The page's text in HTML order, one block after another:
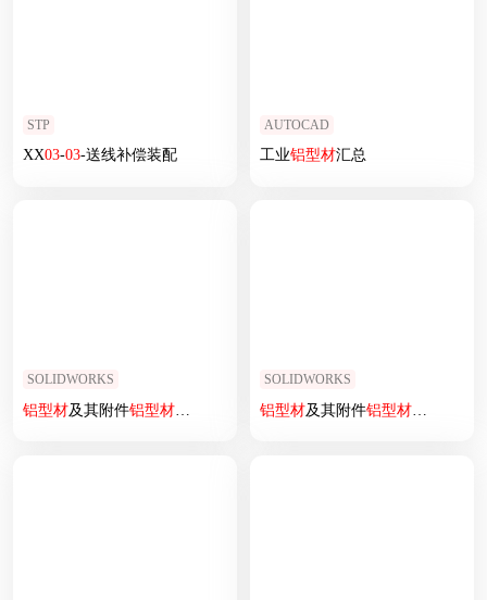
STP
XX03-03-送线补偿装配
AUTOCAD
工业铝型材汇总
SOLIDWORKS
铝型材及其附件铝型材及其附件1.11.30.030030.R90.02
SOLIDWORKS
铝型材及其附件铝型材及其附件